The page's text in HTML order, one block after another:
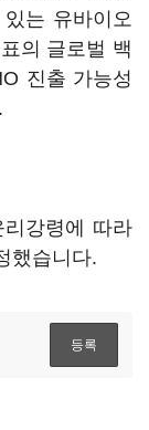
는 유바이오
의 글로벌 백
진출 가능성
강령에 따라
했습니다.